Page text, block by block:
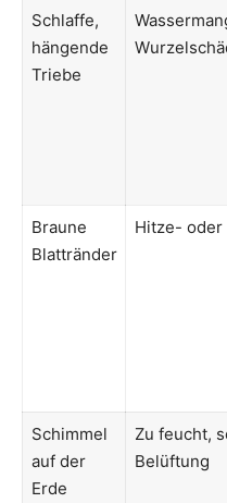
Schlaffe,
hängende
Triebe
Braune
Blattränder
Hitze- oder
Schimmel
auf der
Erde
Zu feucht,
Belüftung